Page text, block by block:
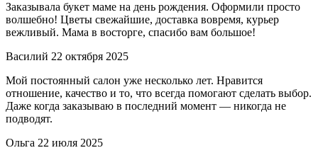
Заказывала букет маме на день рождения. Оформили просто
волшебно! Цветы свежайшие, доставка вовремя, курьер
вежливый. Мама в восторге, спасибо вам большое!
Василий 22 октября 2025
Мой постоянный салон уже несколько лет. Нравится
отношение, качество и то, что всегда помогают сделать выбор.
Даже когда заказываю в последний момент — никогда не
подводят.
Ольга 22 июля 2025